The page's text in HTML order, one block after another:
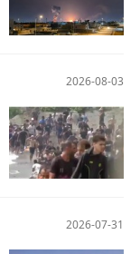
2026-08-03
2026-07-31